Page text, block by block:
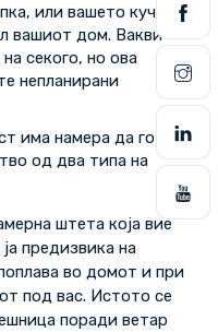
или вашето куче го
вашиот дом. Вакви
секого, но ова
непланирани
има намера да го
од два типа на
штета која вие
предизвика на
во домот и при
под вас. Истото се
поради ветар